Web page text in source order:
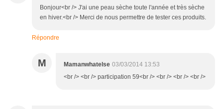
Bonjour<br /> J'ai une peau sèche toute l'année et très sèche
en hiver.<br /> Merci de nous permettre de tester ces produits.
Répondre
M Mamanwhatelse 03/03/2014 13:53
<br /> <br /> participation 59<br /> <br /> <br /> <br />